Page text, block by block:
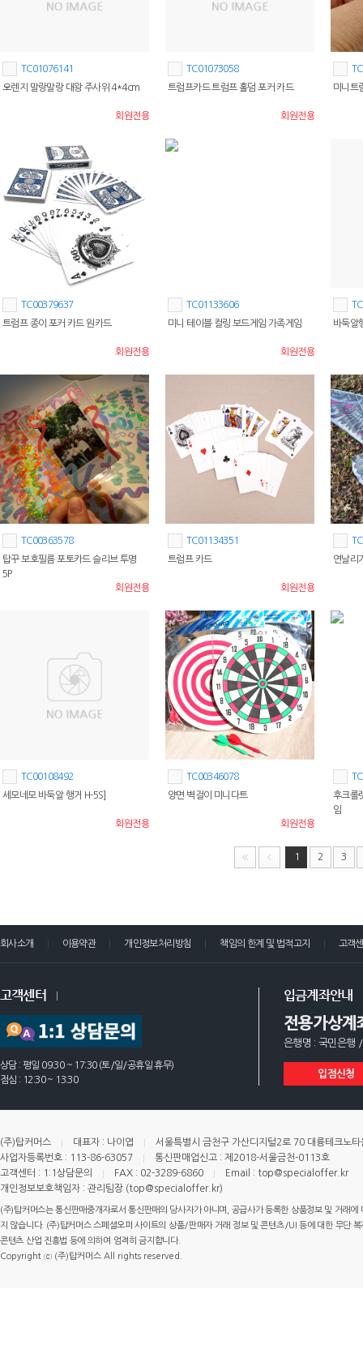
TC01076141
오렌지 말랑말랑 대왕 주사위 4*4cm
회원전용
TC01073058
트럼프카드 트럼프 홀덤 포커 카드
회원전용
미니트
TC00379637
트럼프 종이 포커 카드 원카드
회원전용
TC01133606
미니 테이블 컬링 보드게임 가족게임
회원전용
바둑알
TC00363578
탑꾸 보호필름 포토카드 슬리브 투명
5P
회원전용
TC01134351
트럼프 카드
회원전용
연날리
TC00108492
세모네모 바둑알 행거 H-5S]
회원전용
TC00346078
양면 벽걸이 미니다트
회원전용
후크롤
임
1 2 3
회사소개 이용약관 개인정보처리방침 책임의 한계 및 법적고지 고객
고객센터
상담 : 평일 09:30 ~ 17:30 (토/일/공휴일 휴무)
점심 : 12:30 ~ 13:30
입금계좌안내
전용가상계
은행명 : 국민은행
입점신청
(주)탑커머스 대표자 : 나이엽
서울특별시 금천구 가산디지털2로 70 대륭테크노
사업자등록번호 : 113-86-63057
통신판매업신고 : 제2018-서울금천-0113호
고객센터 : 1:1상담문의
FAX : 02-3289-6860
Email : top@specialoffer.kr
개인정보보호책임자 : 관리팀장 (top@specialoffer.kr)
(주)탑커머스는 통신판매중개자로서 통신판매의 당사자가 아니며, 공급사가 등록한 상품정보 및 거래
지 않습니다. (주)탑커머스 스페셜오퍼 사이트의 상품/판매자 거래 정보 및 콘텐츠/UI 등에 대한 무단
콘텐츠 산업 진흥법 등에 의하여 엄격히 금지합니다.
Copyright ⓒ (주)탑커머스 All rights reserved.